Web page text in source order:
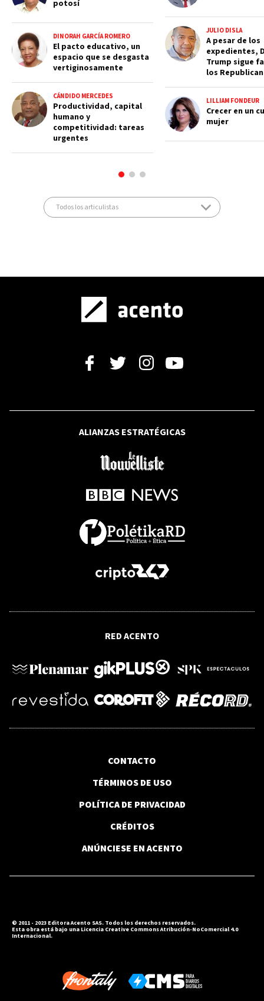
potosí
DINORAH GARCÍA ROMERO
El pacto educativo, un
espacio que se desgasta
vertiginosamente
CÁNDIDO MERCEDES
Productividad, capital
humano y
competitividad: tareas
urgentes
JULIO DISLA
A pesar de los
expedientes,
Trump sigue
los
LILLIAM FONDEUR
Crecer en un
mujer
ALIANZAS ESTRATÉGICAS
RED ACENTO
CONTACTO
TÉRMINOS DE USO
POLÍTICA DE PRIVACIDAD
CRÉDITOS
ANÚNCIESE EN ACENTO
© 2011 - 2023 Editora Acento SAS. Todos los derechos reservados.
Esta obra está bajo una Licencia Creative Commons Atribución-NoComercial 4.0
Internacional.